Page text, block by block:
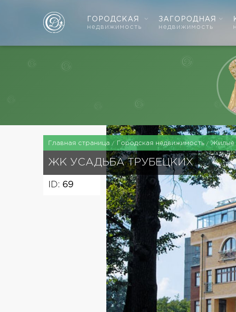
ГОРОДСКАЯ
недвижимость
ЗАГОРОДНАЯ
недвижимость
Главная страница Городская недвижимость Жилые
ЖК УСАДЬБА ТРУБЕЦКИХ
ID: 69